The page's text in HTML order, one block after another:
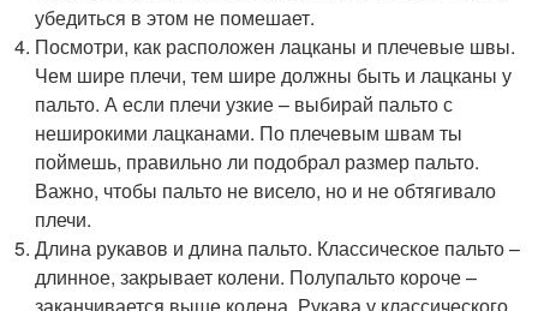
убедиться в этом не помешает.
Посмотри, как расположен лацканы и плечевые швы.
Чем шире плечи, тем шире должны быть и лацканы у
пальто. А если плечи узкие – выбирай пальто с
неширокими лацканами. По плечевым швам ты
поймешь, правильно ли подобрал размер пальто.
Важно, чтобы пальто не висело, но и не обтягивало
плечи.
Длина рукавов и длина пальто. Классическое пальто –
длинное, закрывает колени. Полупальто короче –
заканчивается выше колена. Рукава у классического